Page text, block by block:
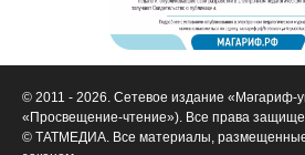
© 2011 - 2026. Сетевое издание «Мәгариф-
«Просвещение-чтение»). Все права
© ТАТМЕДИА. Все материалы,